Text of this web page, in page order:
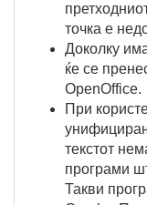
точка е
Доколку
ќе се
OpenOffice.
При
текстот
програми
Такви